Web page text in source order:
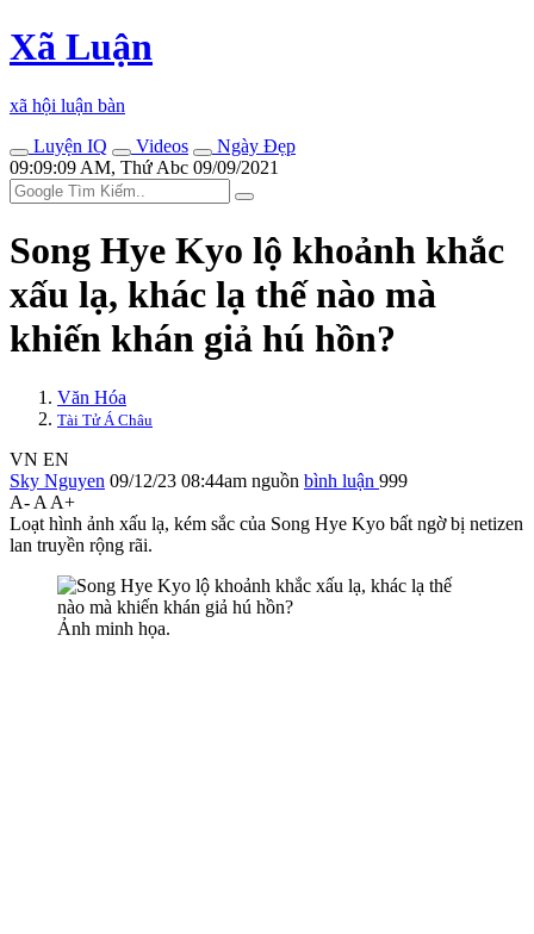
Xã Luận
xã hội luận bàn
Luyện IQ
Videos
Ngày Đẹp
09:09:09 AM, Thứ Abc 09/09/2021
Song Hye Kyo lộ khoảnh khắc
xấu lạ, khác lạ thế nào mà
khiến khán giả hú hồn?
Văn Hóa
Tài Tử Á Châu
VN EN
Sky Nguyen 09/12/23 08:44am nguồn bình luận 999
A- A A+
Loạt hình ảnh xấu lạ, kém sắc của Song Hye Kyo bất ngờ bị netizen
lan truyền rộng rãi.
Ảnh minh họa.